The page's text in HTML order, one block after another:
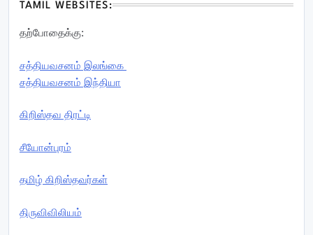
TAMIL WEBSITES:
தற்போதைக்கு:
சத்தியவசனம் இலங்கை
சத்தியவசனம் இந்தியா
கிறிஸ்தவ திரட்டி
சீயோன்புரம்
தமிழ் கிறிஸ்தவர்கள்
திருவிவிலியம்